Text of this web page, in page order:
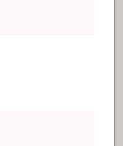
cada etapa até essa
de saturação que n
sistema ecológic
em que vi
da era dos dino